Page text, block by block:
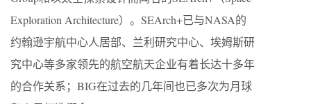
Exploration Architecture）。SEArch+已与NASA的
约翰逊宇航中心人居部、兰利研究中心、埃姆斯研
究中心等多家领先的航空航天企业有着长达十多年
的合作关系；BIG在过去的几年间也已多次为月球